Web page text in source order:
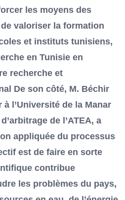
les moyens des
valoriser la formation
et instituts tunisiens,
en Tunisie en
recherche et
De son côté, M. Béchir
l’Université de la Manar
de l’ATEA, a
appliquée du processus
est de faire en sorte
contribue
les problèmes du pays,